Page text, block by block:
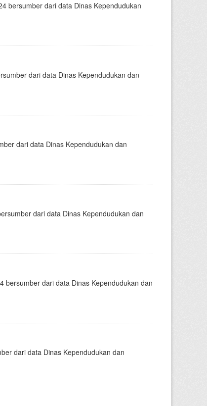
bersumber dari data Dinas Kependudukan
dari data Dinas Kependudukan dan
dari data Dinas Kependudukan dan
dari data Dinas Kependudukan dan
bersumber dari data Dinas Kependudukan dan
dari data Dinas Kependudukan dan